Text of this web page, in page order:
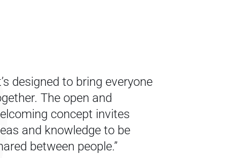
designed to bring everyone
The open and
concept invites
and knowledge to be
between people.”